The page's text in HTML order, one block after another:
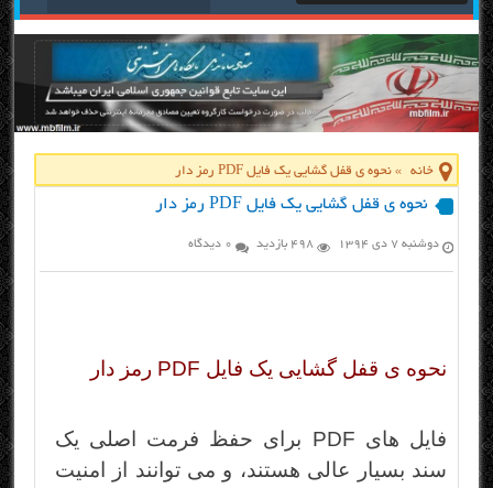
خانه »نحوه ی قفل گشایی یک فایل PDF رمز دار
نحوه ی قفل گشایی یک فایل PDF رمز دار
دوشنبه ۷ دی ۱۳۹۴ 498 بازدید 0 دیدگاه
نحوه ی قفل گشایی یک فایل PDF رمز دار
فایل های PDF برای حفظ فرمت اصلی یک
سند بسیار عالی هستند، و می توانند از امنیت